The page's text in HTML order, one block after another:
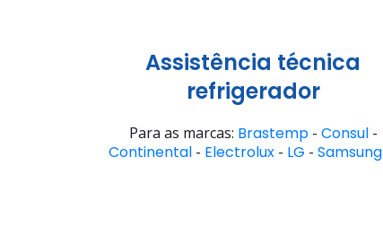
Assistência técnica
refrigerador
Para as marcas: Brastemp- Consul-
Continental - Electrolux - LG - Samsung